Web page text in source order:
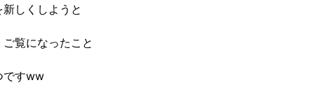
しくしようと
覧になったこと
ですww